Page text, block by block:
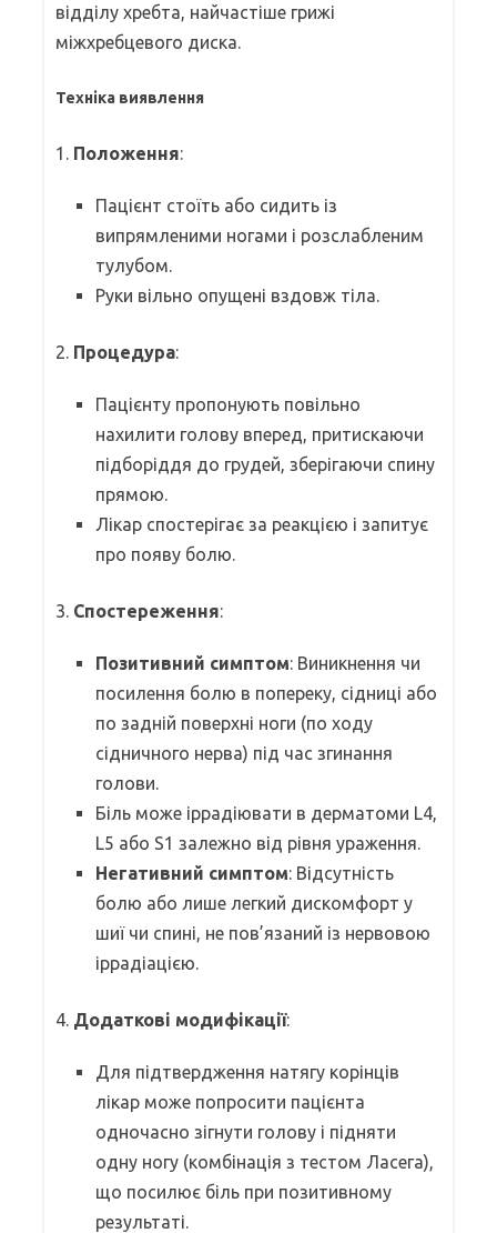
відділу хребта, найчастіше грижі
міжхребцевого диска.
Техніка виявлення
1. Положення:
Пацієнт стоїть або сидить із
випрямленими ногами і розслабленим
тулубом.
Руки вільно опущені вздовж тіла.
2. Процедура:
Пацієнту пропонують повільно
нахилити голову вперед, притискаючи
підборіддя до грудей, зберігаючи спину
прямою.
Лікар спостерігає за реакцією і запитує
про появу болю.
3. Спостереження:
Позитивний симптом: Виникнення чи
посилення болю в попереку, сідниці або
по задній поверхні ноги (по ходу
сідничного нерва) під час згинання
голови.
Біль може іррадіювати в дерматоми L4,
L5 або S1 залежно від рівня ураження.
Негативний симптом: Відсутність
болю або лише легкий дискомфорт у
шиї чи спині, не пов’язаний із нервовою
іррадіацією.
4. Додаткові модифікації:
Для підтвердження натягу корінців
лікар може попросити пацієнта
одночасно зігнути голову і підняти
одну ногу (комбінація з тестом Ласега),
що посилює біль при позитивному
результаті.